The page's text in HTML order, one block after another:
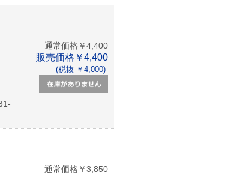
通常価格￥4,400
販売価格￥4,400
(税抜 ￥4,000)
通常価格￥3,850